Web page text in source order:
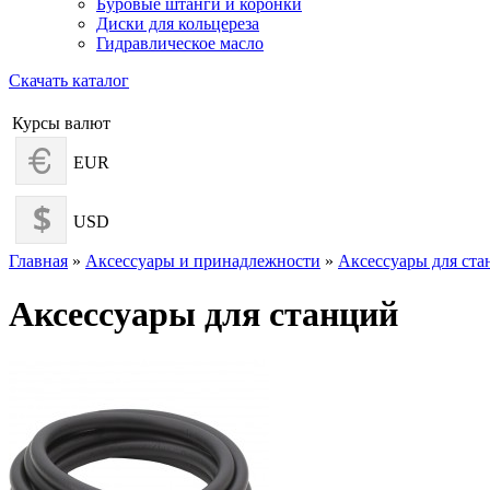
Буровые штанги и коронки
Диски для кольцереза
Гидравлическое масло
Скачать каталог
Курсы валют
EUR
USD
Главная » Аксессуары и принадлежности » Аксессуары для
Аксессуары для станций